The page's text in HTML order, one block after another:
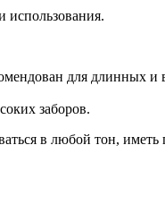
использования.
для длинных и
заборов.
в любой тон,